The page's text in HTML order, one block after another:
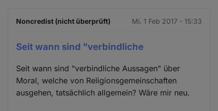
Noncredist (nicht überprüft) Mi. 1 Feb 2017 - 15:33
Seit wann sind "verbindliche
Seit wann sind "verbindliche Aussagen" über
Moral, welche von Religionsgemeinschaften
ausgehen, tatsächlich allgemein? Wäre mir neu.